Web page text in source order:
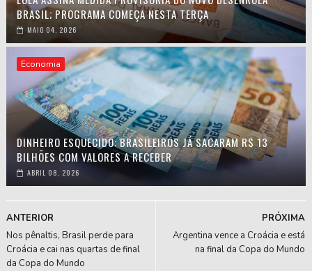
BRASIL; PROGRAMA COMEÇA NESTA TERÇA
MAIO 04, 2026
Economia
DINHEIRO ESQUECIDO: BRASILEIROS JÁ SACARAM R$ 13
BILHÕES COM VALORES A RECEBER
ABRIL 08, 2026
PRÓXIMA
Argentina vence a Croácia e está
na final da Copa do Mundo
ANTERIOR
Nos pênaltis, Brasil perde para
Croácia e cai nas quartas de final
da Copa do Mundo